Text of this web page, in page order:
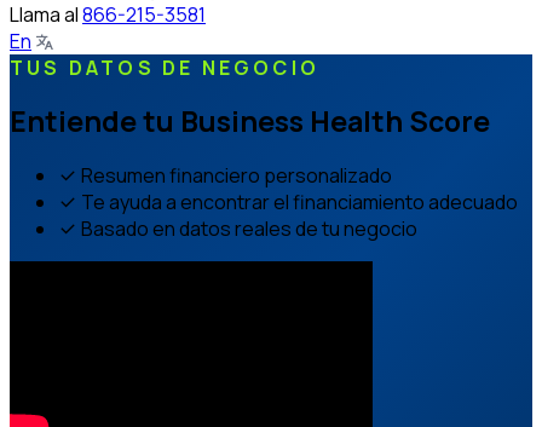
Llama al866-215-3581
En
TUS DATOS DE NEGOCIO
Entiende tu Business Health Score
Resumen financiero personalizado
Te ayuda a encontrar el financiamiento adecuado
Basado en datos reales de tu negocio